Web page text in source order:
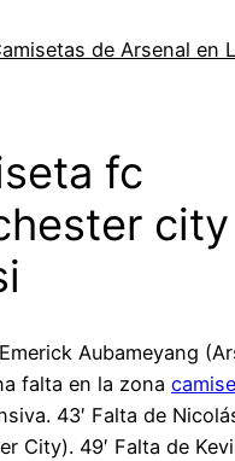
de Arsenal en
fc
Aubameyang
falta en la zona
43′ Falta de
City). 49′ Falta de